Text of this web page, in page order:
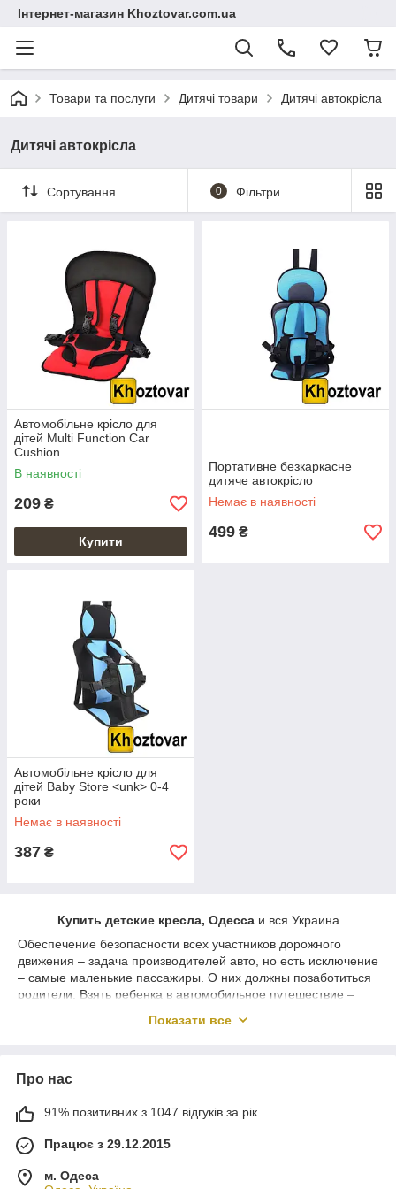
Інтернет-магазин Khoztovar.com.ua
Товари та послуги Дитячі товари Дитячі автокрісла
Дитячі автокрісла
Сортування 0 Фільтри
Автомобільне крісло для
дітей Multi Function Car
Cushion
В наявності
209 ₴
Купити
Портативне безкаркасне
дитяче автокрісло
Немає в наявності
499 ₴
Автомобільне крісло для
дітей Baby Store <unk> 0-4
роки
Немає в наявності
387 ₴
Купить детские кресла, Одессаи вся Украина
Обеспечение безопасности всех участников дорожного
движения – задача производителей авто, но есть исключение
– самые маленькие пассажиры. О них должны позаботиться
родители. Взять ребенка в автомобильное путешествие –
для транспортного средства, а именно – установки
можно получить множество результатов, причем, с разными
моделями, которые классифицируются, зависимо от
возрастной категории.
Для самых маленьких пассажиров до одного года,
предлагаются специальные кресла, малыш в них находится
Показати все
Про нас
91% позитивних з 1047 відгуків за рік
Працює з 29.12.2015
м. Одеса